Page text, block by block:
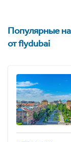
Популярные
от flydubai